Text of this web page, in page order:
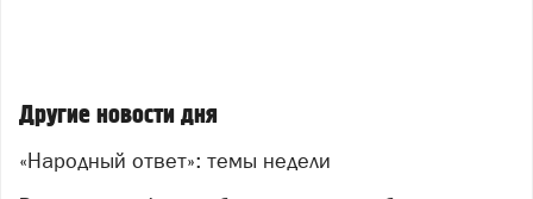
Другие новости дня
«Народный ответ»: темы недели